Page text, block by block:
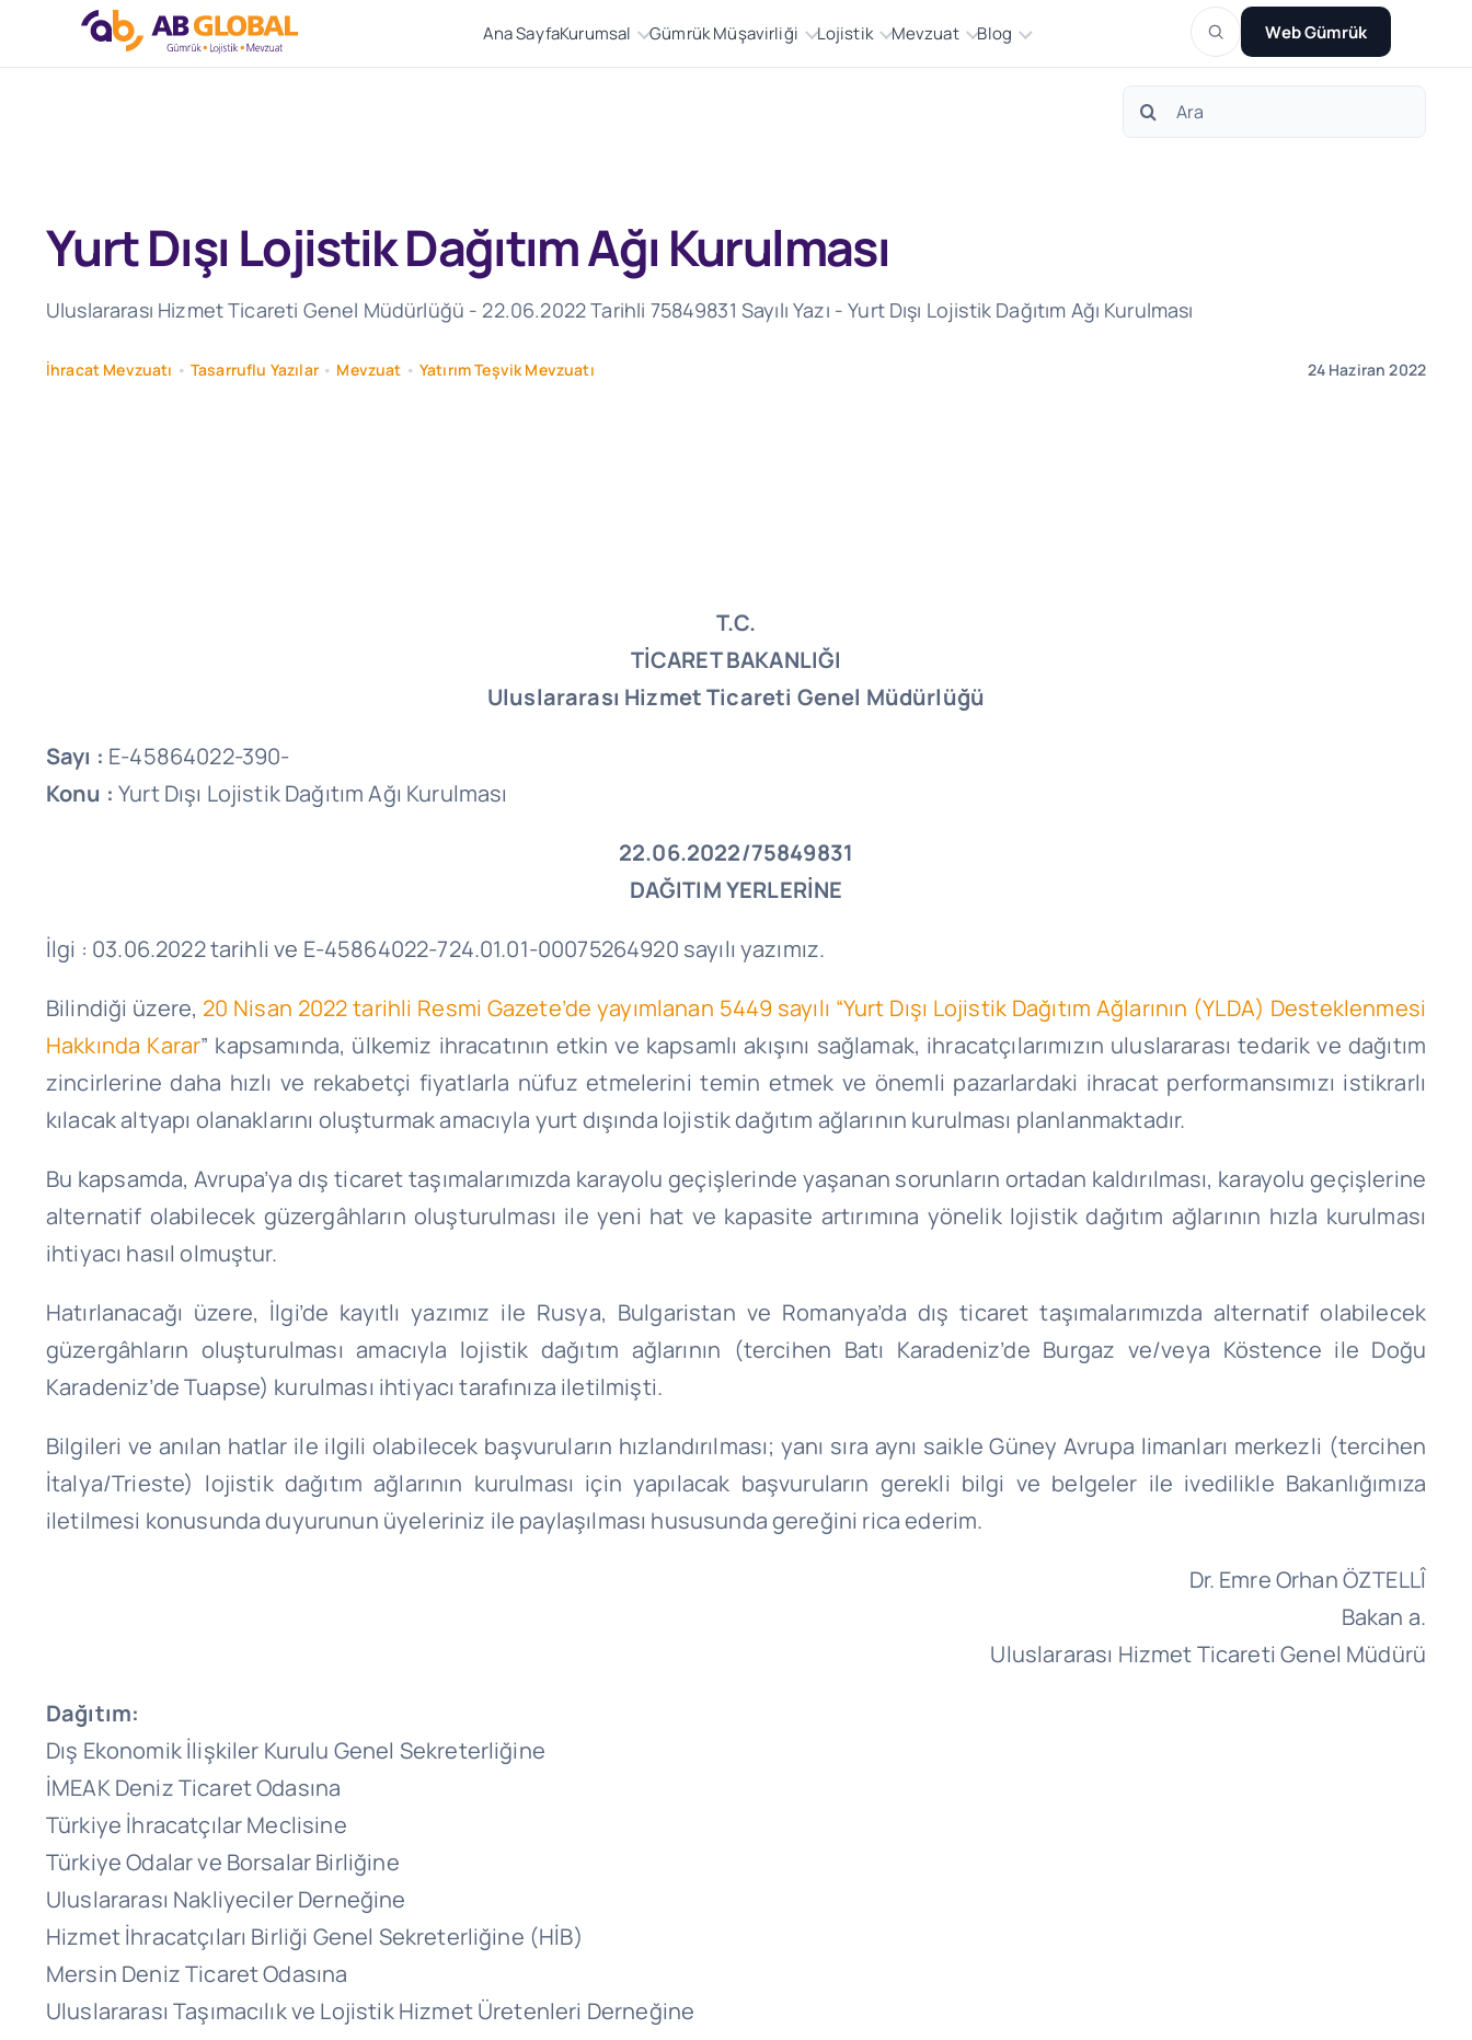
Ana SayfaKurumsal Gümrük Müşavirliği Lojistik Mevzuat Blog Web Gümrük
Search
Yurt Dışı Lojistik Dağıtım Ağı Kurulması
Uluslararası Hizmet Ticareti Genel Müdürlüğü - 22.06.2022 Tarihli 75849831 Sayılı Yazı - Yurt Dışı Lojistik Dağıtım Ağı Kurulması
İhracat Mevzuatı • Tasarruflu Yazılar• Mevzuat • Yatırım Teşvik Mevzuatı 24 Haziran 2022
T.C.
TİCARET BAKANLIĞI
Uluslararası Hizmet Ticareti Genel Müdürlüğü
Sayı : E-45864022-390-
Konu : Yurt Dışı Lojistik Dağıtım Ağı Kurulması
22.06.2022/75849831
DAĞITIM YERLERİNE
İlgi : 03.06.2022 tarihli ve E-45864022-724.01.01-00075264920 sayılı yazımız.
Bilindiği üzere, 20 Nisan 2022 tarihli Resmi Gazete’de yayımlanan 5449 sayılı “Yurt Dışı Lojistik Dağıtım Ağlarının (YLDA) Desteklenmesi
Hakkında Karar” kapsamında, ülkemiz ihracatının etkin ve kapsamlı akışını sağlamak, ihracatçılarımızın uluslararası tedarik ve dağıtım
zincirlerine daha hızlı ve rekabetçi fiyatlarla nüfuz etmelerini temin etmek ve önemli pazarlardaki ihracat performansımızı istikrarlı
kılacak altyapı olanaklarını oluşturmak amacıyla yurt dışında lojistik dağıtım ağlarının kurulması planlanmaktadır.
Bu kapsamda, Avrupa’ya dış ticaret taşımalarımızda karayolu geçişlerinde yaşanan sorunların ortadan kaldırılması, karayolu geçişlerine
alternatif olabilecek güzergâhların oluşturulması ile yeni hat ve kapasite artırımına yönelik lojistik dağıtım ağlarının hızla kurulması
ihtiyacı hasıl olmuştur.
Hatırlanacağı üzere, İlgi’de kayıtlı yazımız ile Rusya, Bulgaristan ve Romanya’da dış ticaret taşımalarımızda alternatif olabilecek
güzergâhların oluşturulması amacıyla lojistik dağıtım ağlarının (tercihen Batı Karadeniz’de Burgaz ve/veya Köstence ile Doğu
Karadeniz’de Tuapse) kurulması ihtiyacı tarafınıza iletilmişti.
Bilgileri ve anılan hatlar ile ilgili olabilecek başvuruların hızlandırılması; yanı sıra aynı saikle Güney Avrupa limanları merkezli (tercihen
İtalya/Trieste) lojistik dağıtım ağlarının kurulması için yapılacak başvuruların gerekli bilgi ve belgeler ile ivedilikle Bakanlığımıza
iletilmesi konusunda duyurunun üyeleriniz ile paylaşılması hususunda gereğini rica ederim.
Dr. Emre Orhan ÖZTELLÎ
Bakan a.
Uluslararası Hizmet Ticareti Genel Müdürü
Dağıtım:
Dış Ekonomik İlişkiler Kurulu Genel Sekreterliğine
İMEAK Deniz Ticaret Odasına
Türkiye İhracatçılar Meclisine
Türkiye Odalar ve Borsalar Birliğine
Uluslararası Nakliyeciler Derneğine
Hizmet İhracatçıları Birliği Genel Sekreterliğine (HİB)
Mersin Deniz Ticaret Odasına
Uluslararası Taşımacılık ve Lojistik Hizmet Üretenleri Derneğine